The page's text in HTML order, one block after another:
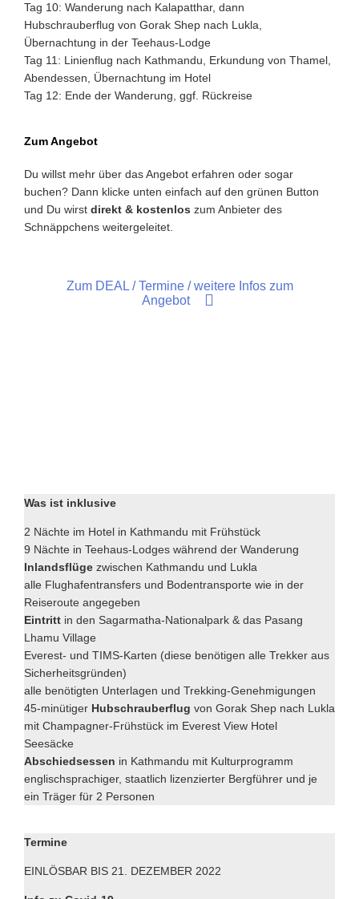
Tag 10: Wanderung nach Kalapatthar, dann
Hubschrauberflug von Gorak Shep nach Lukla,
Übernachtung in der Teehaus-Lodge
Tag 11: Linienflug nach Kathmandu, Erkundung von Thamel,
Abendessen, Übernachtung im Hotel
Tag 12: Ende der Wanderung, ggf. Rückreise
Zum Angebot
Du willst mehr über das Angebot erfahren oder sogar
buchen? Dann klicke unten einfach auf den grünen Button
und Du wirst direkt & kostenlos zum Anbieter des
Schnäppchens weitergeleitet.
Zum DEAL / Termine / weitere Infos zum
Angebot
Was ist inklusive
2 Nächte im Hotel in Kathmandu mit Frühstück
9 Nächte in Teehaus-Lodges während der Wanderung
Inlandsflüge zwischen Kathmandu und Lukla
alle Flughafentransfers und Bodentransporte wie in der
Reiseroute angegeben
Eintritt in den Sagarmatha-Nationalpark & das Pasang
Lhamu Village
Everest- und TIMS-Karten (diese benötigen alle Trekker aus
Sicherheitsgründen)
alle benötigten Unterlagen und Trekking-Genehmigungen
45-minütiger Hubschrauberflug von Gorak Shep nach Lukla
mit Champagner-Frühstück im Everest View Hotel
Seesäcke
Abschiedsessen in Kathmandu mit Kulturprogramm
englischsprachiger, staatlich lizenzierter Bergführer und je
ein Träger für 2 Personen
Termine
EINLÖSBAR BIS 21. DEZEMBER 2022